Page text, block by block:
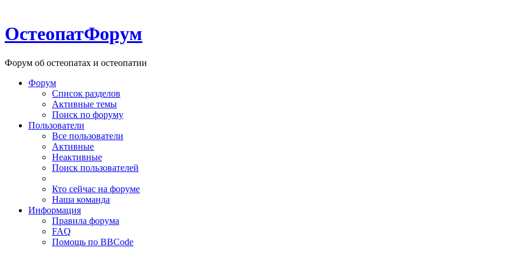
ОстеопатФорум
Форум об остеопатах и остеопатии
Форум
Список разделов
Активные темы
Поиск по форуму
Пользователи
Все пользователи
Активные
Неактивные
Поиск пользователей
Кто сейчас на форуме
Наша команда
Информация
Правила форума
FAQ
Помощь по BBCode